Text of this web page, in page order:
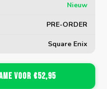
Nieuw
PRE-ORDER
Square Enix
voor €52,95